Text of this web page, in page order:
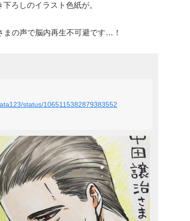
ろしのイラスト色紙が。
の声で脳内再生不可避です…！
status/1065115382879383552